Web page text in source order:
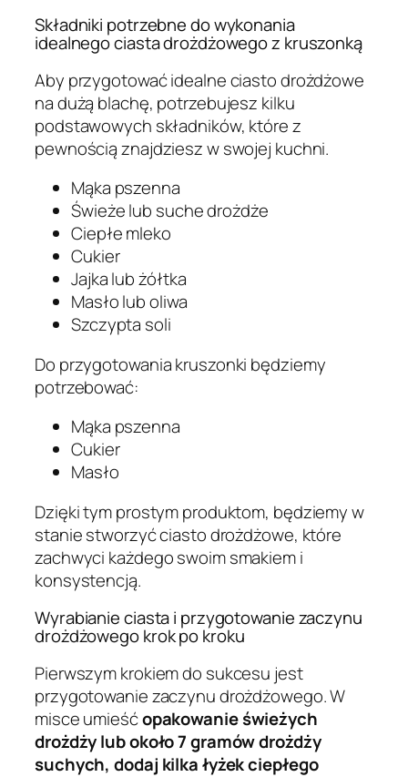
Składniki potrzebne do wykonania
idealnego ciasta drożdżowego z kruszonką
Aby przygotować idealne ciasto drożdżowe
na dużą blachę, potrzebujesz kilku
podstawowych składników, które z
pewnością znajdziesz w swojej kuchni.
Mąka pszenna
Świeże lub suche drożdże
Ciepłe mleko
Cukier
Jajka lub żółtka
Masło lub oliwa
Szczypta soli
Do przygotowania kruszonki będziemy
potrzebować:
Mąka pszenna
Cukier
Masło
Dzięki tym prostym produktom, będziemy w
stanie stworzyć ciasto drożdżowe, które
zachwyci każdego swoim smakiem i
konsystencją.
Wyrabianie ciasta i przygotowanie zaczynu
drożdżowego krok po kroku
Pierwszym krokiem do sukcesu jest
przygotowanie zaczynu drożdżowego. W
misce umieśćopakowanie świeżych
drożdży lub około 7 gramów drożdży
suchych, dodaj kilka łyżek ciepłego